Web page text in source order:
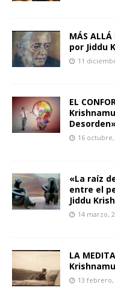
MÁS ALLÁ
por Jiddu
11
EL
16 octubre,
«La raíz
entre el
Jiddu
14 marzo,
LA
13 febrero,